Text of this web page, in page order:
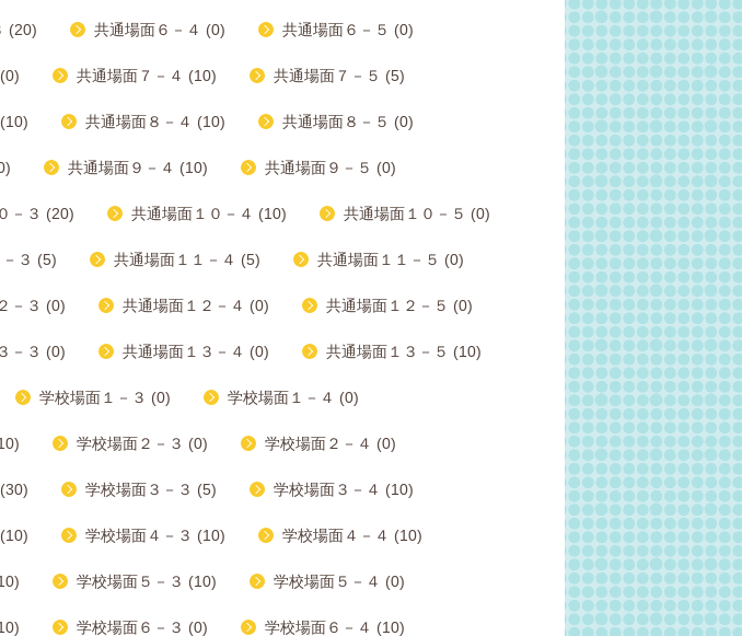
(20) 共通場面６－４ (0) 共通場面６－５ (0)
共通場面７－４ (10) 共通場面７－５ (5)
共通場面８－４ (10) 共通場面８－５ (0)
共通場面９－４ (10) 共通場面９－５ (0)
－３ (20) 共通場面１０－４ (10) 共通場面１０－５ (0)
３ (5) 共通場面１１－４ (5) 共通場面１１－５ (0)
－３ (0) 共通場面１２－４ (0) 共通場面１２－５ (0)
－３ (0) 共通場面１３－４ (0) 共通場面１３－５ (10)
学校場面１－３ (0) 学校場面１－４ (0)
学校場面２－３ (0) 学校場面２－４ (0)
学校場面３－３ (5) 学校場面３－４ (10)
学校場面４－３ (10) 学校場面４－４ (10)
学校場面５－３ (10) 学校場面５－４ (0)
学校場面６－３ (0) 学校場面６－４ (10)